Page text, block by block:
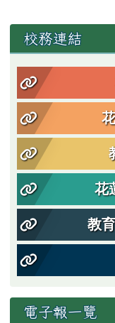
左邊區域內容
校務連結
花
教
電子報一覽